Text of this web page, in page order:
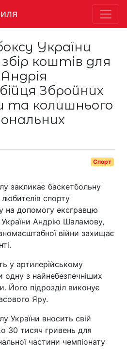
України
коштів для
Збройних
та колишнього
Спорт
закликає баскетбольну
спорту
на допомогу ексгравцю
Андрію Шаламову,
війни захищає
у артилерійському
одну з найнебезпечніших
Його підрозділ виконує
Яру.
України вносить свій
30 тисяч гривень для
частини чемпіонату